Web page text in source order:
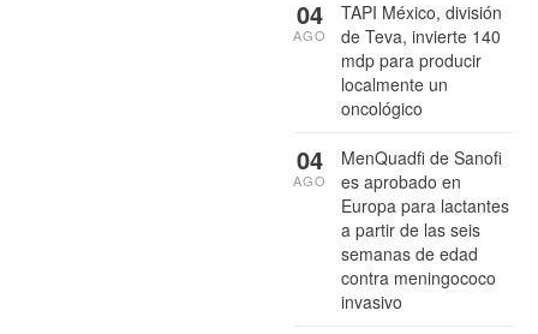
TAPI México, división
de Teva, invierte 140
mdp para producir
localmente un
oncológico
04
AGO
MenQuadfi de Sanofi
es aprobado en
Europa para lactantes
a partir de las seis
semanas de edad
contra meningococo
invasivo
04
AGO